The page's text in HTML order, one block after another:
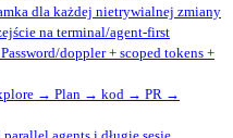
dla każdej nietrywialnej zmiany
na terminal/agent‑first
doppler + scoped tokens +
→ Plan → kod → PR →